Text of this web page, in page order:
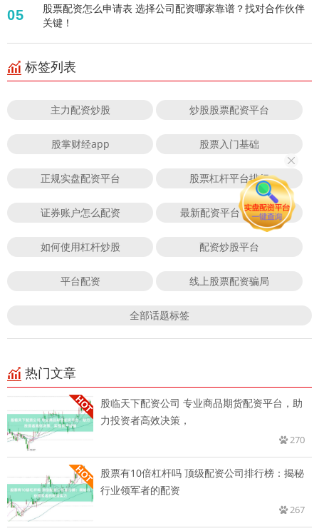
05
股票配资怎么申请表 选择公司配资哪家靠谱？找对合作伙伴
关键！
标签列表
主力配资炒股 炒股股票配资平台
股掌财经app 股票入门基础
正规实盘配资平台 股票杠杆平台排行
证券账户怎么配资 最新配资平台下载app
如何使用杠杆炒股 配资炒股平台
平台配资 线上股票配资骗局
全部话题标签
热门文章
股临天下配资公司 专业商品期货配资平台，助
力投资者高效决策，
270
股票有10倍杠杆吗 顶级配资公司排行榜：揭秘
行业领军者的配资
267